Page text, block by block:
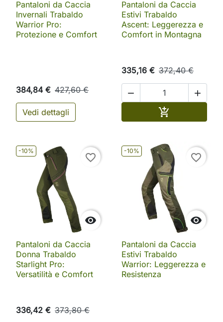
Pantaloni da Caccia
Invernali Trabaldo
Warrior Pro:
Protezione e Comfort
384,84 € 427,60 €
Vedi dettagli
Pantaloni da Caccia
Estivi Trabaldo
Ascent: Leggerezza e
Comfort in Montagna
335,16 € 372,40 €
 

-10%

favorite_border
Pantaloni da Caccia
Donna Trabaldo
Starlight Pro:
Versatilità e Comfort
336,42 € 373,80 €
-10%

favorite_border
Pantaloni da Caccia
Estivi Trabaldo
Warrior: Leggerezza e
Resistenza